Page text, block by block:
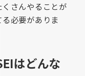
さんやることが
必要がありま
はどんな